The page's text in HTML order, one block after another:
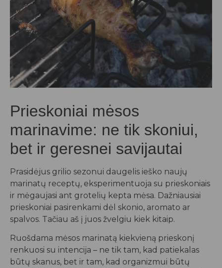
Prieskoniai mėsos
marinavime: ne tik skoniui,
bet ir geresnei savijautai
Prasidėjus grilio sezonui daugelis ieško naujų
marinatų receptų, eksperimentuoja su prieskoniais
ir mėgaujasi ant grotelių kepta mėsa. Dažniausiai
prieskoniai pasirenkami dėl skonio, aromato ar
spalvos. Tačiau aš į juos žvelgiu kiek kitaip.
Ruošdama mėsos marinatą kiekvieną prieskonį
renkuosi su intencija – ne tik tam, kad patiekalas
būtų skanus, bet ir tam, kad organizmui būtų